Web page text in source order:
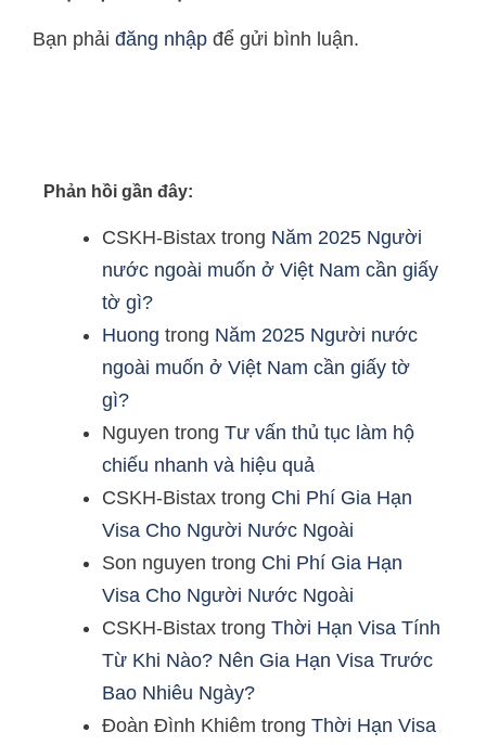
Bạn phải đăng nhập để gửi bình luận.
Phản hồi gần đây:
CSKH-Bistax trong Năm 2025 Người
nước ngoài muốn ở Việt Nam cần giấy
tờ gì?
Huong trong Năm 2025 Người nước
ngoài muốn ở Việt Nam cần giấy tờ
gì?
Nguyen trong Tư vấn thủ tục làm hộ
chiếu nhanh và hiệu quả
CSKH-Bistax trong Chi Phí Gia Hạn
Visa Cho Người Nước Ngoài
Son nguyen trong Chi Phí Gia Hạn
Visa Cho Người Nước Ngoài
CSKH-Bistax trong Thời Hạn Visa Tính
Từ Khi Nào? Nên Gia Hạn Visa Trước
Bao Nhiêu Ngày?
Đoàn Đình Khiêm trong Thời Hạn Visa